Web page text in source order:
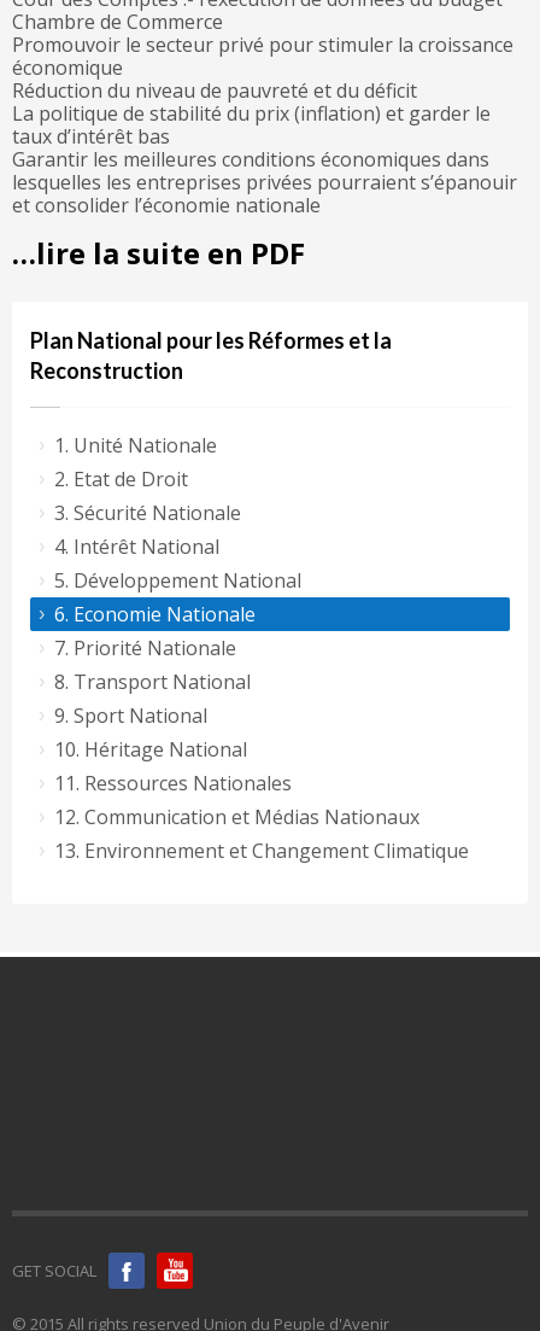
Chambre de Commerce
Promouvoir le secteur privé pour stimuler la croissance
économique
Réduction du niveau de pauvreté et du déficit
La politique de stabilité du prix (inflation) et garder le
taux d’intérêt bas
Garantir les meilleures conditions économiques dans
lesquelles les entreprises privées pourraient s’épanouir
et consolider l’économie nationale
…lire la suite en PDF
Plan National pour les Réformes et la
Reconstruction
1. Unité Nationale
2. Etat de Droit
3. Sécurité Nationale
4. Intérêt National
5. Développement National
6. Economie Nationale
7. Priorité Nationale
8. Transport National
9. Sport National
10. Héritage National
11. Ressources Nationales
12. Communication et Médias Nationaux
13. Environnement et Changement Climatique
GET SOCIAL
© 2015 All rights reserved Union du Peuple d'Avenir